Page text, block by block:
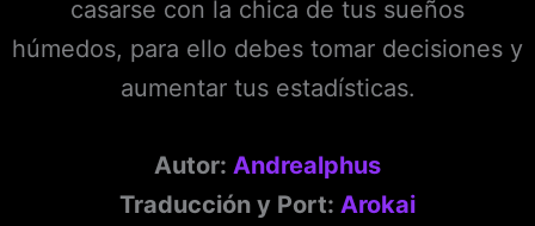
casarse con la chica de tus sueños
húmedos, para ello debes tomar decisiones y
aumentar tus estadísticas.
Autor: Andrealphus
Traducción y Port: Arokai